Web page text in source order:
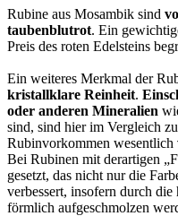
Rubine aus Mosambik sind
taubenblutrot. Ein
Preis des roten Edelsteins
Ein weiteres Merkmal der
kristallklare Reinheit.
oder anderen Mineralien
sind, sind hier im Vergleich
Rubinvorkommen wesentlich
Bei Rubinen mit derartigen
gesetzt, das nicht nur die
verbessert, insofern durch
förmlich aufgeschmolzen